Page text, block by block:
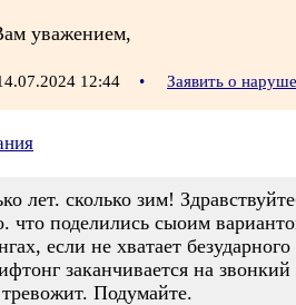
уважением,
12:44 • Заявить о
лет. сколько зим!
что поделились сыоим
если не хватает
заканчивается на
Подумайте.